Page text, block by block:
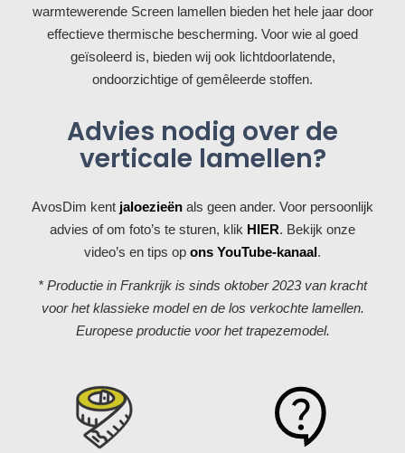
warmtewerende Screen lamellen bieden het hele jaar door
effectieve thermische bescherming. Voor wie al goed
geïsoleerd is, bieden wij ook lichtdoorlatende,
ondoorzichtige of gemêleerde stoffen.
Advies nodig over de
verticale lamellen?
AvosDim kent jaloezieën als geen ander. Voor persoonlijk
advies of om foto’s te sturen, klik HIER. Bekijk onze
video’s en tips op ons YouTube-kanaal.
* Productie in Frankrijk is sinds oktober 2023 van kracht
voor het klassieke model en de los verkochte lamellen.
Europese productie voor het trapezemodel.